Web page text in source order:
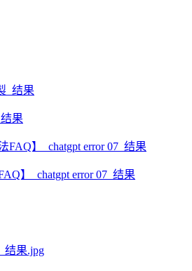
果
】_chatgpt error 07_结果